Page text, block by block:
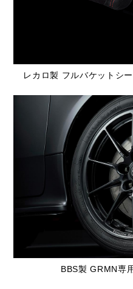
レカロ製 フルバケットシ
BBS製 GRMN専